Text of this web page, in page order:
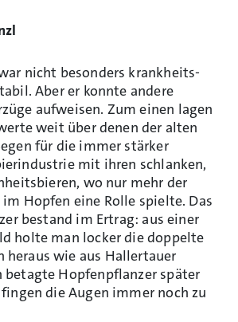
nicht besonders krankheits-
Aber er konnte andere
aufweisen. Zum einen lagen
weit über denen der alten
für die immer stärker
mit ihren schlanken,
wo nur mehr der
Hopfen eine Rolle spielte. Das
bestand im Ertrag: aus einer
holte man locker die doppelte
heraus wie aus Hallertauer
Hopfenpflanzer später
die Augen immer noch zu